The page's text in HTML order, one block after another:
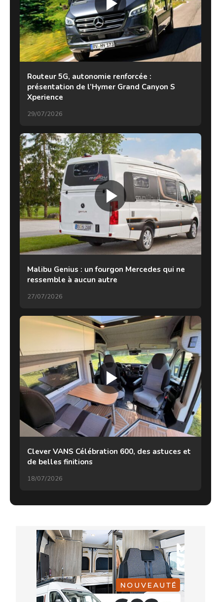
Routeur 5G, autonomie renforcée :
présentation de l’Hymer Grand Canyon S
Xperience
29/07/2026
Malibu Genius : un fourgon Mercedes qui ne
ressemble à aucun autre
27/07/2026
Clever VANS Célébration 600, des astuces et
de belles finitions
18/07/2026